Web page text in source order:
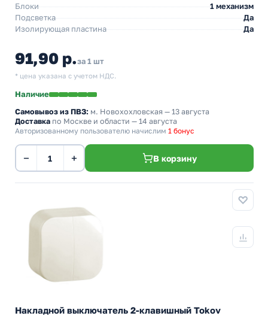
Блоки
1 механизм
Подсветка
Да
Изолирующая пластина
Да
91,90 р.за 1 шт
* цена указана с учетом НДС.
Наличие
Самовывоз из ПВЗ: м. Новохохловская — 13 августа
Доставка по Москве и области — 14 августа
Авторизованному пользователю начислим 1 бонус
− + В корзину
Накладной выключатель 2-клавишный Tokov